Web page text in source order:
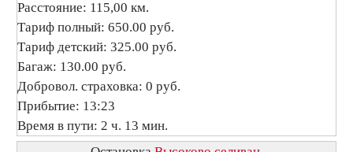
Расстояние: 115,00 км.
Тариф полный: 650.00 руб.
Тариф детский: 325.00 руб.
Багаж: 130.00 руб.
Добровол. страховка: 0 руб.
Прибытие: 13:23
Время в пути: 2 ч. 13 мин.